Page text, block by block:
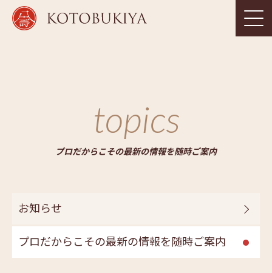
topics
プロだからこその最新の情報を随時ご案内
お知らせ
プロだからこその最新の情報を随時ご案内